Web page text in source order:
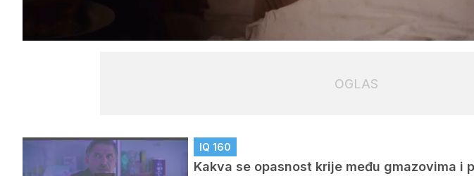
zvuk
OGLAS
IQ 160
Kakva se opasnost krije među gmazovima i